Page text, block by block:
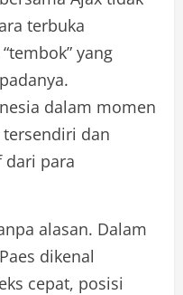
terbuka
yang
dalam momen
dan
dari para
alasan. Dalam
dikenal
cepat, posisi